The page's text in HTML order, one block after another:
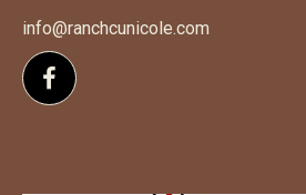
info@ranchcunicole.com
Suivez-nous sur Facebook